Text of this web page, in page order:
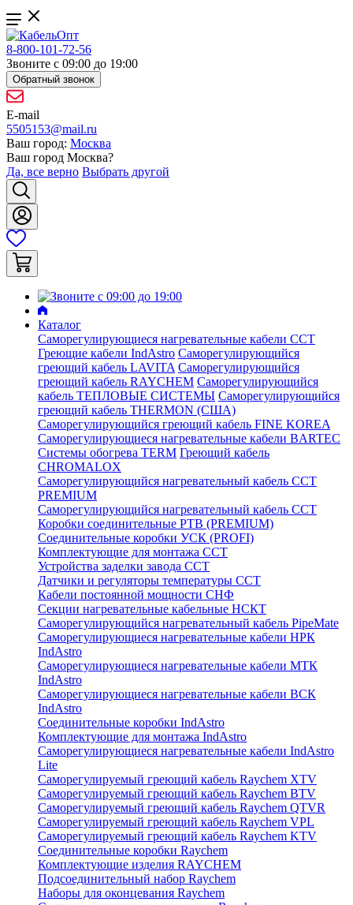
8-800-101-72-56
Звоните с 09:00 до 19:00
Обратный звонок
E-mail
5505153@mail.ru
Ваш город: Москва
Ваш город Москва?
Да, все верно Выбрать другой
Каталог
Саморегулирующиеся нагревательные кабели ССТ
Греющие кабели IndAstro Саморегулирующийся
греющий кабель LAVITA Саморегулирующийся
греющий кабель RAYCHEM Саморегулирующийся
кабель ТЕПЛОВЫЕ СИСТЕМЫ Саморегулирующийся
греющий кабель THERMON (США)
Саморегулирующийся греющий кабель FINE KOREA
Саморегулирующиеся нагревательные кабели BARTEC
Системы обогрева TERM Греющий кабель
CHROMALOX
Саморегулирующийся нагревательный кабель ССТ
PREMIUM
Саморегулирующийся нагревательный кабель ССТ
Коробки соединительные РТВ (PREMIUM)
Соединительные коробки УСК (PROFI)
Комплектующие для монтажа ССТ
Устройства заделки завода ССТ
Датчики и регуляторы температуры ССТ
Кабели постоянной мощности СНФ
Секции нагревательные кабельные НСКТ
Саморегулирующийся нагревательный кабель PipeMate
Саморегулирующиеся нагревательные кабели НРК
IndAstro
Саморегулирующиеся нагревательные кабели МТК
IndAstro
Саморегулирующиеся нагревательные кабели ВСК
IndAstro
Соединительные коробки IndAstro
Комплектующие для монтажа IndAstro
Саморегулирующиеся нагревательные кабели IndAstro
Lite
Саморегулируемый греющий кабель Raychem XTV
Саморегулируемый греющий кабель Raychem BTV
Саморегулируемый греющий кабель Raychem QTVR
Саморегулируемый греющий кабель Raychem VPL
Саморегулируемый греющий кабель Raychem KTV
Соединительные коробки Raychem
Комплектующие изделия RAYCHEM
Подсоединительный набор Raychem
Наборы для оконцевания Raychem